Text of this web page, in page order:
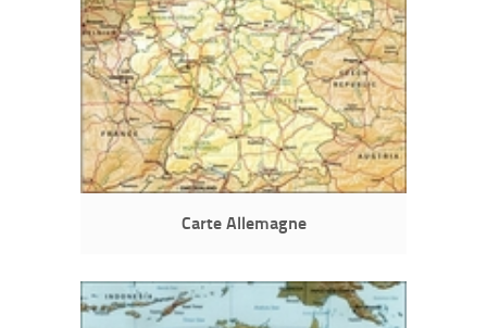
Carte Allemagne